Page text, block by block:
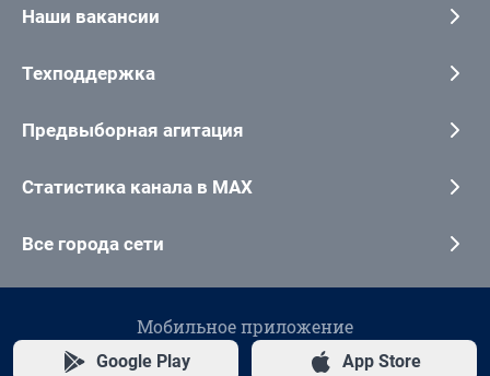
Наши вакансии
Техподдержка
Предвыборная агитация
Статистика канала в MAX
Все города сети
Мобильное приложение
Google Play App Store